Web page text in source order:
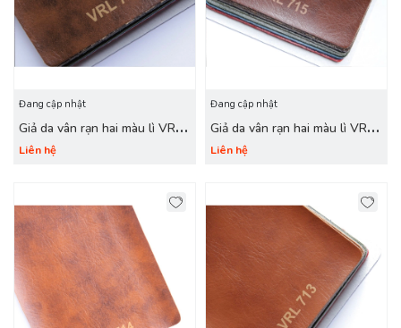
Đang cập nhật
Giả da vân rạn hai màu lì VRL
716 hạt dẻ
Liên hệ
Đang cập nhật
Giả da vân rạn hai màu lì VRL
715 café đen
Liên hệ